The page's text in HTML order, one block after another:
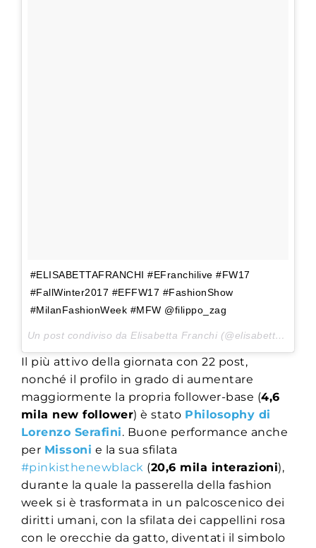
#ELISABETTAFRANCHI #EFranchilive #FW17
#FallWinter2017 #EFFW17 #FashionShow
#MilanFashionWeek #MFW @filippo_zag
Un post condiviso da Elisabetta Franchi (@elisabettafranchi) in data:
Il più attivo della giornata con 22 post,
nonché il profilo in grado di aumentare
maggiormente la propria follower-base (4,6
mila new follower) è stato Philosophy di
Lorenzo Serafini. Buone performance anche
per Missoni e la sua sfilata
#pinkisthenewblack (20,6 mila interazioni),
durante la quale la passerella della fashion
week si è trasformata in un palcoscenico dei
diritti umani, con la sfilata dei cappellini rosa
con le orecchie da gatto, diventati il simbolo